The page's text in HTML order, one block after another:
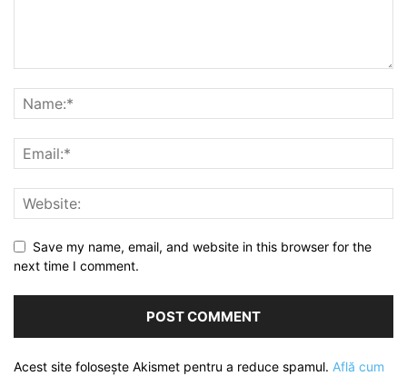
Save my name, email, and website in this browser for the
next time I comment.
Acest site folosește Akismet pentru a reduce spamul. Află cum